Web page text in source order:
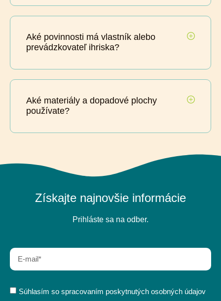
Aké povinnosti má vlastník alebo
prevádzkovateľ ihriska?
Aké materiály a dopadové plochy
používate?
Získajte najnovšie informácie
Prihláste sa na odber.
Súhlasím so spracovaním poskytnutých osobných údajov